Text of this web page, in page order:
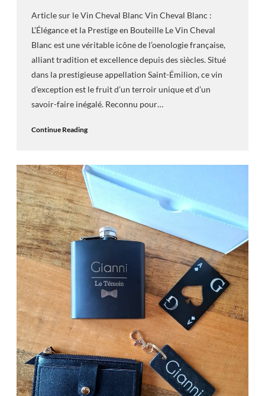
Article sur le Vin Cheval Blanc Vin Cheval Blanc :
L’Élégance et la Prestige en Bouteille Le Vin Cheval
Blanc est une véritable icône de l’oenologie française,
alliant tradition et excellence depuis des siècles. Situé
dans la prestigieuse appellation Saint-Émilion, ce vin
d’exception est le fruit d’un terroir unique et d’un
savoir-faire inégalé. Reconnu pour…
Continue Reading